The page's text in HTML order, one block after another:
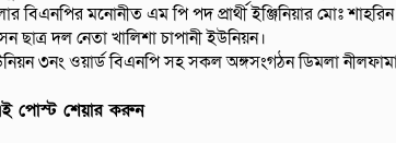
বিএনপির মনোনীত এম পি পদ প্রার্থী ইঞ্জিনিয়ার মোঃ
দল নেতা খালিশা চাপানী ইউনিয়ন।
৩নং ওয়ার্ড বিএনপি সহ সকল অঙ্গসংগঠন ডিমলা
পোস্ট শেয়ার করুন